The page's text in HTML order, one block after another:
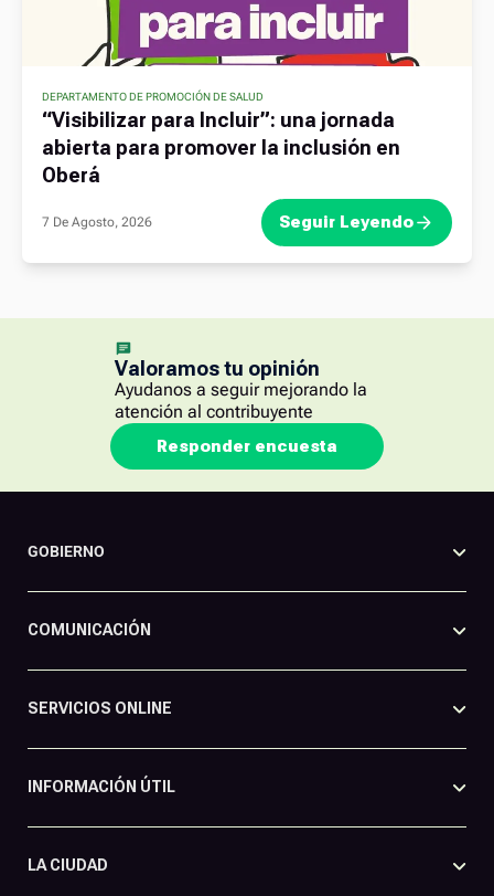
DEPARTAMENTO DE PROMOCIÓN DE SALUD
“Visibilizar para Incluir”: una jornada
abierta para promover la inclusión en
Oberá
7 De Agosto, 2026 Seguir Leyendo
Valoramos tu opinión
Ayudanos a seguir mejorando la
atención al contribuyente
Responder encuesta
GOBIERNO
COMUNICACIÓN
SERVICIOS ONLINE
INFORMACIÓN ÚTIL
LA CIUDAD